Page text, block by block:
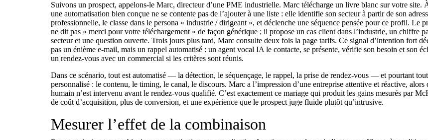
Suivons un prospect, appelons-le Marc, directeur d’une PME industrielle. Marc télécharge un livre blanc sur votre site.
une automatisation bien conçue ne se contente pas de l’ajouter à une liste : elle identifie son secteur à partir de son
professionnelle, le classe dans le persona « industrie / dirigeant », et déclenche une séquence pensée pour ce profil. Le
ne dit pas « merci pour votre téléchargement » de façon générique ; il propose un cas client dans l’industrie, un chiffre
secteur et une question ouverte. Trois jours plus tard, Marc consulte deux fois la page tarifs. Ce signal d’intention fort
pas un énième e-mail, mais un rappel automatisé : un agent vocal IA le contacte, se présente, vérifie son besoin et son
un rendez-vous avec un commercial si les critères sont réunis.
Dans ce scénario, tout est automatisé — la détection, le séquençage, le rappel, la prise de rendez-vous — et pourtant
personnalisé : le contenu, le timing, le canal, le discours. Marc a l’impression d’une entreprise attentive et réactive, alors
humain n’est intervenu avant le rendez-vous qualifié. C’est exactement ce mariage qui produit les gains mesurés par
de coût d’acquisition, plus de conversion, et une expérience que le prospect juge fluide plutôt qu’intrusive.
Mesurer l’effet de la combinaison